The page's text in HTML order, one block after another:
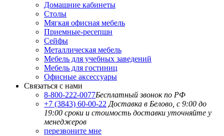
Домашние кабинеты
Столы
Мягкая офисная мебель
Приемные-ресепшн
Сейфы
Металлическая мебель
Мебель для учебных заведений
Мебель для гостиниц
Офисные аксессуары
Связаться с нами
8-800-222-0077Бесплатный звонок по РФ
+7 (3843) 60-00-22 Доставка в Белово, с 9:00 до
19:00 сроки и стоимость доставки уточняйте у
менеджеров
перезвоните мне